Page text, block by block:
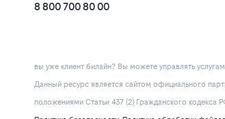
8 800 700 80 00
вы уже клиент билайн? Вы можете управлять
Данный ресурс является сайтом официального
положениями Статьи 437 (2) Гражданского